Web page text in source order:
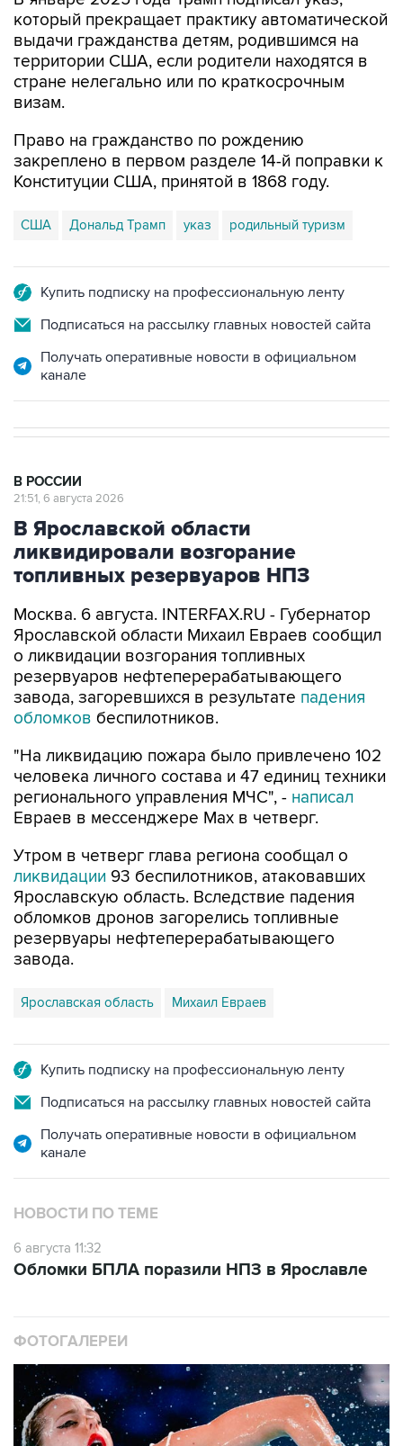
который прекращает практику автоматической
выдачи гражданства детям, родившимся на
территории США, если родители находятся в
стране нелегально или по краткосрочным
визам.
Право на гражданство по рождению
закреплено в первом разделе 14-й поправки к
Конституции США, принятой в 1868 году.
США Дональд Трамп указ родильный туризм
Купить подписку на профессиональную ленту
Подписаться на рассылку главных новостей сайта
Получать оперативные новости в официальном
канале
В РОССИИ
21:51, 6 августа 2026
В Ярославской области
ликвидировали возгорание
топливных резервуаров НПЗ
Москва. 6 августа. INTERFAX.RU - Губернатор
Ярославской области Михаил Евраев сообщил
о ликвидации возгорания топливных
резервуаров нефтеперерабатывающего
завода, загоревшихся в результате падения
обломков беспилотников.
"На ликвидацию пожара было привлечено 102
человека личного состава и 47 единиц техники
регионального управления МЧС", - написал
Евраев в мессенджере Мах в четверг.
Утром в четверг глава региона сообщал о
ликвидации 93 беспилотников, атаковавших
Ярославскую область. Вследствие падения
обломков дронов загорелись топливные
резервуары нефтеперерабатывающего
завода.
Ярославская область Михаил Евраев
Купить подписку на профессиональную ленту
Подписаться на рассылку главных новостей сайта
Получать оперативные новости в официальном
канале
НОВОСТИ ПО ТЕМЕ
6 августа 11:32
Обломки БПЛА поразили НПЗ в Ярославле
ФОТОГАЛЕРЕИ